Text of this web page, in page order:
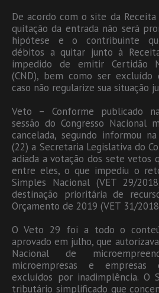
De acordo com o site da
quitação da entrada não será
hipótese e o contribuinte
débitos a quitar junto à
impedido de emitir Certidão
(CND), bem como ser excluído
caso não regularize sua situação
Veto – Conforme publicado
sessão do Congresso Nacional
cancelada, segundo informou
(22) a Secretaria Legislativa do
adiada a votação dos sete vetos
entre eles, o que impediu o
Simples Nacional (VET 29/
destinação prioritária de
Orçamento de 2019 (VET 31/
O Veto 29 foi a todo o
aprovado em julho, que
Nacional de
microempresas e
excluídos por inadimplência. O
tributário simplificado que